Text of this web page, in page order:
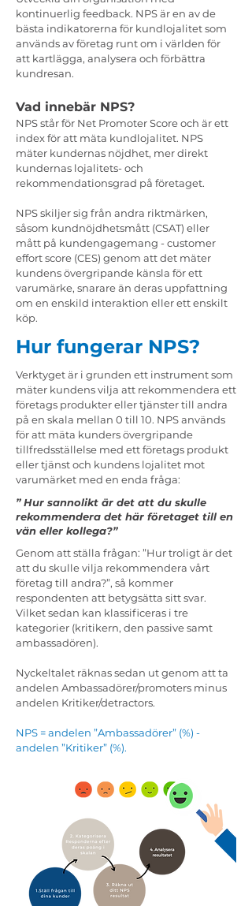
kontinuerlig feedback. NPS är en av de
bästa indikatorerna för kundlojalitet som
används av företag runt om i världen för
att kartlägga, analysera och förbättra
kundresan.
Vad innebär NPS?
NPS står för Net Promoter Score och är ett
index för att mäta kundlojalitet. NPS
mäter kundernas nöjdhet, mer direkt
kundernas lojalitets- och
rekommendationsgrad på företaget.
NPS skiljer sig från andra riktmärken,
såsom kundnöjdhetsmått (CSAT) eller
mått på kundengagemang - customer
effort score (CES) genom att det mäter
kundens övergripande känsla för ett
varumärke, snarare än deras uppfattning
om en enskild interaktion eller ett enskilt
köp.
Hur fungerar NPS?
Verktyget är i grunden ett instrument som
mäter kundens vilja att rekommendera ett
företags produkter eller tjänster till andra
på en skala mellan 0 till 10. NPS används
för att mäta kunders övergripande
tillfredsställelse med ett företags produkt
eller tjänst och kundens lojalitet mot
varumärket med en enda fråga:
” Hur sannolikt är det att du skulle
rekommendera det här företaget till en
vän eller kollega?”
Genom att ställa frågan: ”Hur troligt är det
att du skulle vilja rekommendera vårt
företag till andra?”, så kommer
respondenten att betygsätta sitt svar.
Vilket sedan kan klassificeras i tre
kategorier (kritikern, den passive samt
ambassadören).
Nyckeltalet räknas sedan ut genom att ta
andelen Ambassadörer/promoters minus
andelen Kritiker/detractors.
NPS = andelen ”Ambassadörer” (%) -
andelen ”Kritiker” (%).